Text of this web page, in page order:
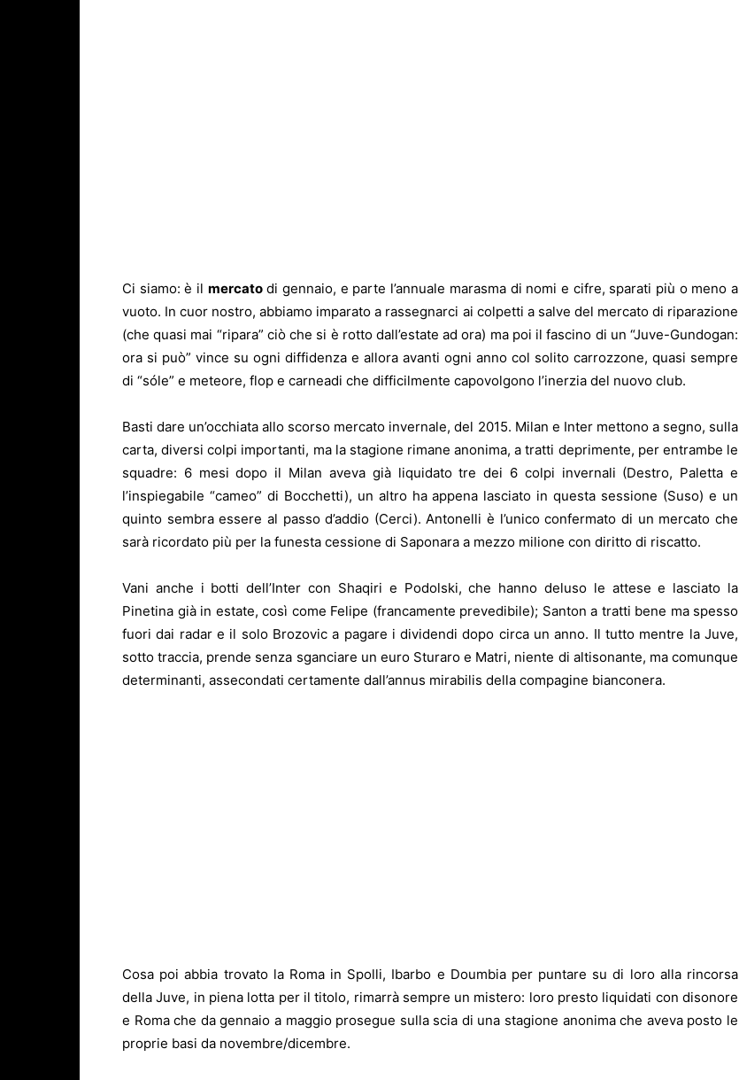
Ci siamo: è il mercatodi gennaio, e parte l’annuale marasma di nomi e cifre, sparati più o meno a
vuoto. In cuor nostro, abbiamo imparato a rassegnarci ai colpetti a salve del mercato di riparazione
(che quasi mai “ripara” ciò che si è rotto dall’estate ad ora) ma poi il fascino di un “Juve-Gundogan:
ora si può” vince su ogni diffidenza e allora avanti ogni anno col solito carrozzone, quasi sempre
di “sóle” e meteore, flop e carneadi che difficilmente capovolgono l’inerzia del nuovo club.
Basti dare un’occhiata allo scorso mercato invernale, del 2015. Milan e Inter mettono a segno, sulla
carta, diversi colpi importanti, ma la stagione rimane anonima, a tratti deprimente, per entrambe le
squadre: 6 mesi dopo il Milan aveva già liquidato tre dei 6 colpi invernali (Destro, Paletta e
l’inspiegabile “cameo” di Bocchetti), un altro ha appena lasciato in questa sessione (Suso) e un
quinto sembra essere al passo d’addio (Cerci). Antonelli è l’unico confermato di un mercato che
sarà ricordato più per la funesta cessione di Saponara a mezzo milione con diritto di riscatto.
Vani anche i botti dell’Inter con Shaqiri e Podolski, che hanno deluso le attese e lasciato la
Pinetina già in estate, così come Felipe (francamente prevedibile); Santon a tratti bene ma spesso
fuori dai radar e il solo Brozovic a pagare i dividendi dopo circa un anno. Il tutto mentre la Juve,
sotto traccia, prende senza sganciare un euro Sturaro e Matri, niente di altisonante, ma comunque
determinanti, assecondati certamente dall’annus mirabilis della compagine bianconera.
Cosa poi abbia trovato la Roma in Spolli, Ibarbo e Doumbia per puntare su di loro alla rincorsa
della Juve, in piena lotta per il titolo, rimarrà sempre un mistero: loro presto liquidati con disonore
e Roma che da gennaio a maggio prosegue sulla scia di una stagione anonima che aveva posto le
proprie basi da novembre/dicembre.